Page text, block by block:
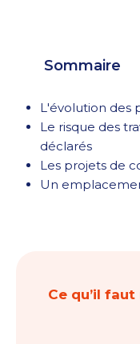
Sommaire
L'évolution des
Le risque des
déclarés
Les projets de
Un
Ce qu’il